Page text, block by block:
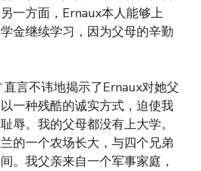
一方面，Ernaux本人能够上
金继续学习，因为父母的辛勤
直言不讳地揭示了Ernaux对她父
一种残酷的诚实方式，迫使我
辱。我的父母都没有上大学。
的一个农场长大，与四个兄弟
。我父亲来自一个军事家庭，